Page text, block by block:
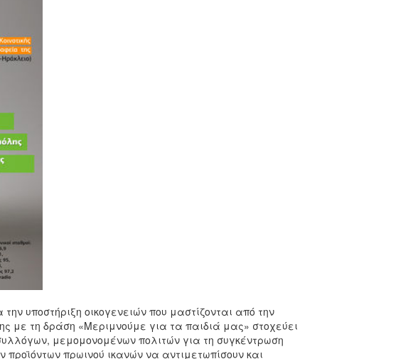
υποστήριξη οικογενειών που μαστίζονται από την
με τη δράση «Μεριμνούμε για τα παιδιά μας» στοχεύει
μεμομονομένων πολιτών για τη συγκέντρωση
πρωινού ικανών να αντιμετωπίσουν και